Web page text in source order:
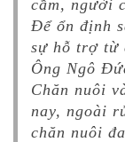
cầm, người
Để ổn định
sự hỗ trợ từ
Ông Ngô
Chăn nuôi
nay, ngoài
chăn nuôi